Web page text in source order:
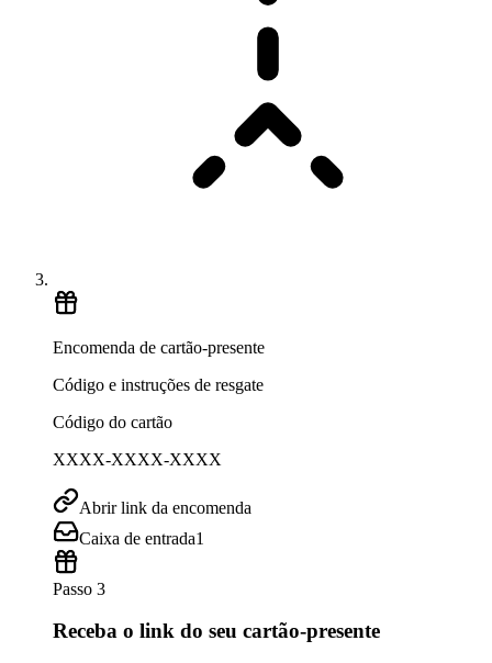
Encomenda de cartão-presente
Código e instruções de resgate
Código do cartão
XXXX-XXXX-XXXX
Abrir link da encomenda
Caixa de entrada1
Passo 3
Receba o link do seu cartão-presente